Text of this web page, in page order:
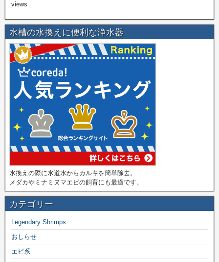
views
水槽の水換えに便利な浄水器
水換えの際に水道水からカルキを簡単除去。
メダカやミナミヌマエビの飼育にも最適です。
カテゴリー
Legendary Shrimps
おしらせ
エビ系